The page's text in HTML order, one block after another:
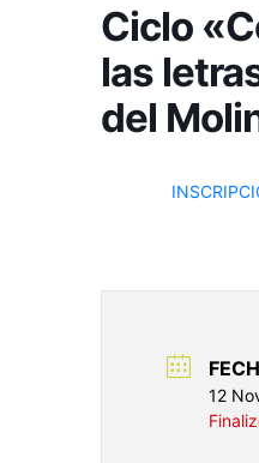
Ciclo
las
del
12